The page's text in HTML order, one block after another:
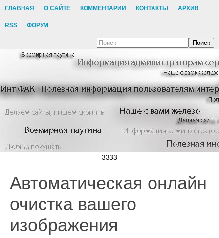
ГЛАВНАЯ О САЙТЕ КОММЕНТАРИИ КОНТАКТЫ АРХИВ
RSS ФОРУМ
Поиск
3333
Автоматическая онлайн
очистка вашего
изображения